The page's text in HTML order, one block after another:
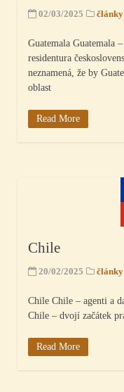
02/03/2025 články
Guatemala Guatemala
residentura
neznamená, že by
oblast
Read More
Chile
20/02/2025 články
Chile Chile – agenti a
Chile – dvojí začátek
Read More